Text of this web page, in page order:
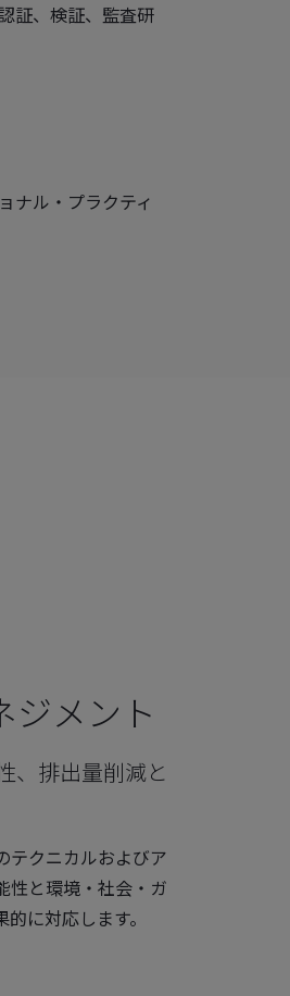
証、検証、監査研
ナル・プラクティ
ジメント
、排出量削減と
テクニカルおよびア
性と環境・社会・ガ
に対応します。